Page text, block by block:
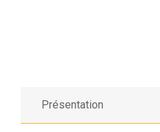
Présentation